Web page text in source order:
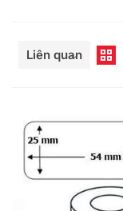
Liên quan